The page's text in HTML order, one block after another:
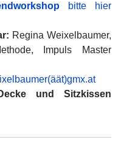
bitte hier
Regina Weixelbaumer,
Impuls Master
und Sitzkissen